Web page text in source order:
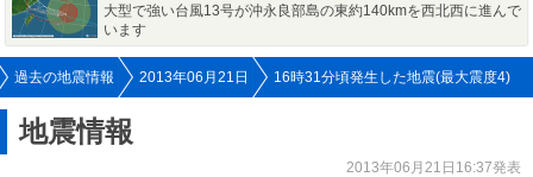
大型で強い台風13号が沖永良部島の東約140kmを西北西に進んで
います
過去の地震情報 2013年06月21日 16時31分頃発生した地震(最大震度4)
地震情報
2013年06月21日16:37発表